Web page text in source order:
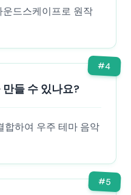
드스케이프로 원작
#4
들 수 있나요?
합하여 우주 테마 음악
#5